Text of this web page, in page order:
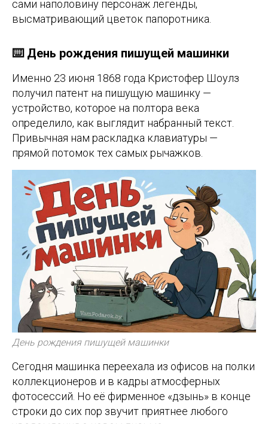
сами наполовину персонаж легенды,
высматривающий цветок папоротника.
⌨️ День рождения пишущей машинки
Именно 23 июня 1868 года Кристофер Шоулз
получил патент на пишущую машинку —
устройство, которое на полтора века
определило, как выглядит набранный текст.
Привычная нам раскладка клавиатуры —
прямой потомок тех самых рычажков.
День рождения пишущей машинки
Сегодня машинка переехала из офисов на полки
коллекционеров и в кадры атмосферных
фотосессий. Но её фирменное «дзынь» в конце
строки до сих пор звучит приятнее любого